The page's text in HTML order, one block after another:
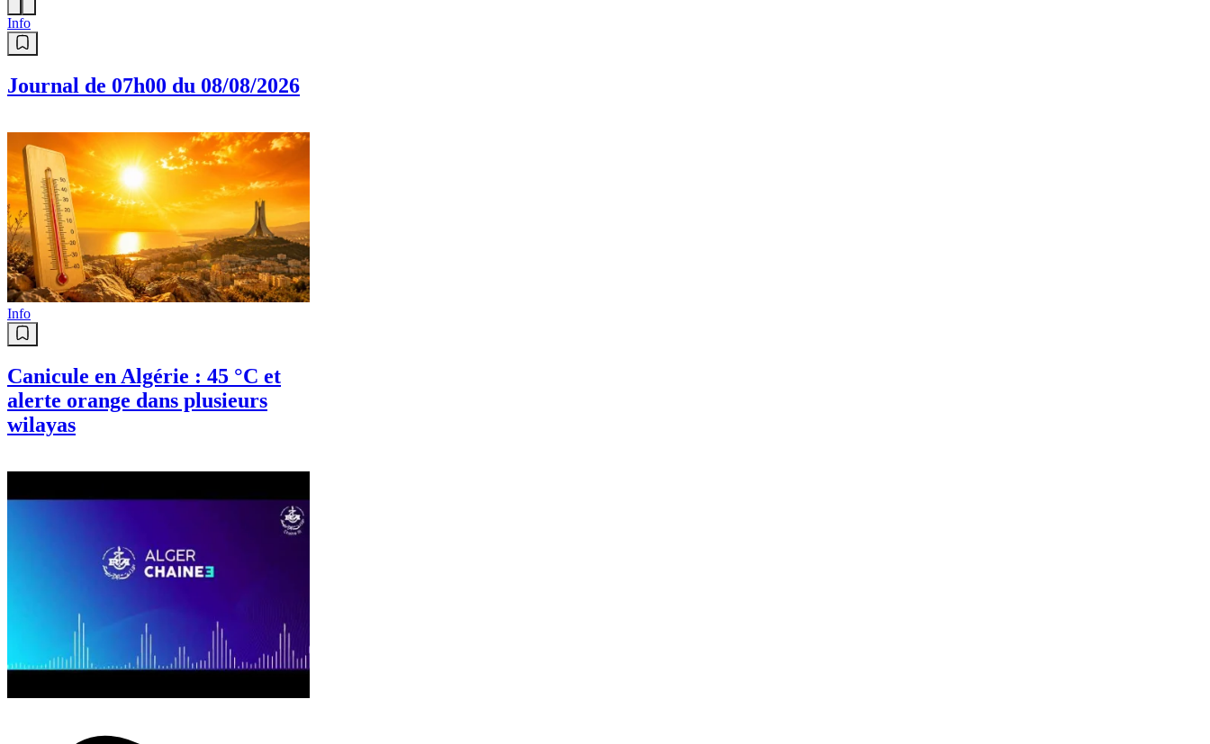
Info
Journal de 07h00 du 08/08/2026
Info
Canicule en Algérie : 45 °C et
alerte orange dans plusieurs
wilayas